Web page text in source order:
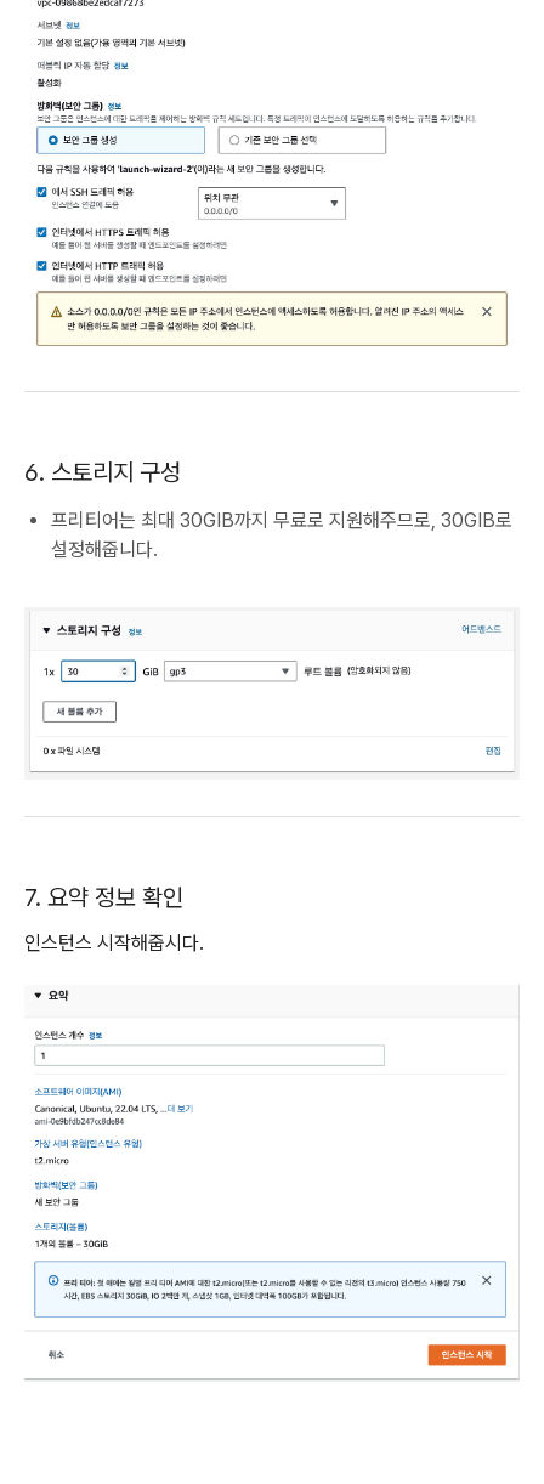
6. 스토리지 구성
프리티어는 최대 30GIB까지 무료로 지원해주므로, 30GIB로
설정해줍니다.
7. 요약 정보 확인
인스턴스 시작해줍시다.